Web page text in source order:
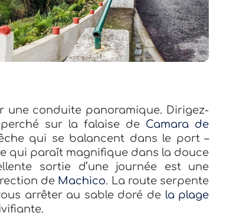
une conduite panoramique. Dirigez-
perché sur la falaise de Camara de
qui se balancent dans le port –
qui paraît magnifique dans la douce
sortie d’une journée est une
de Machico. La route serpente
arrêter au sable doré de la plage